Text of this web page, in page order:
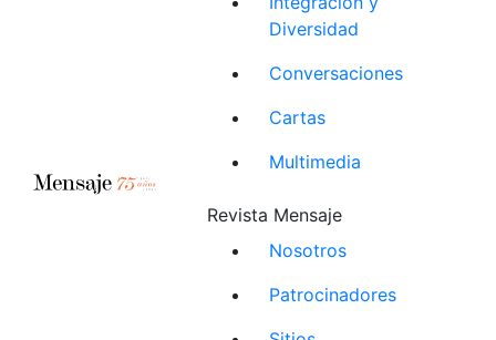
Diversidad
Conversaciones
Cartas
Multimedia
Revista Mensaje
Nosotros
Patrocinadores